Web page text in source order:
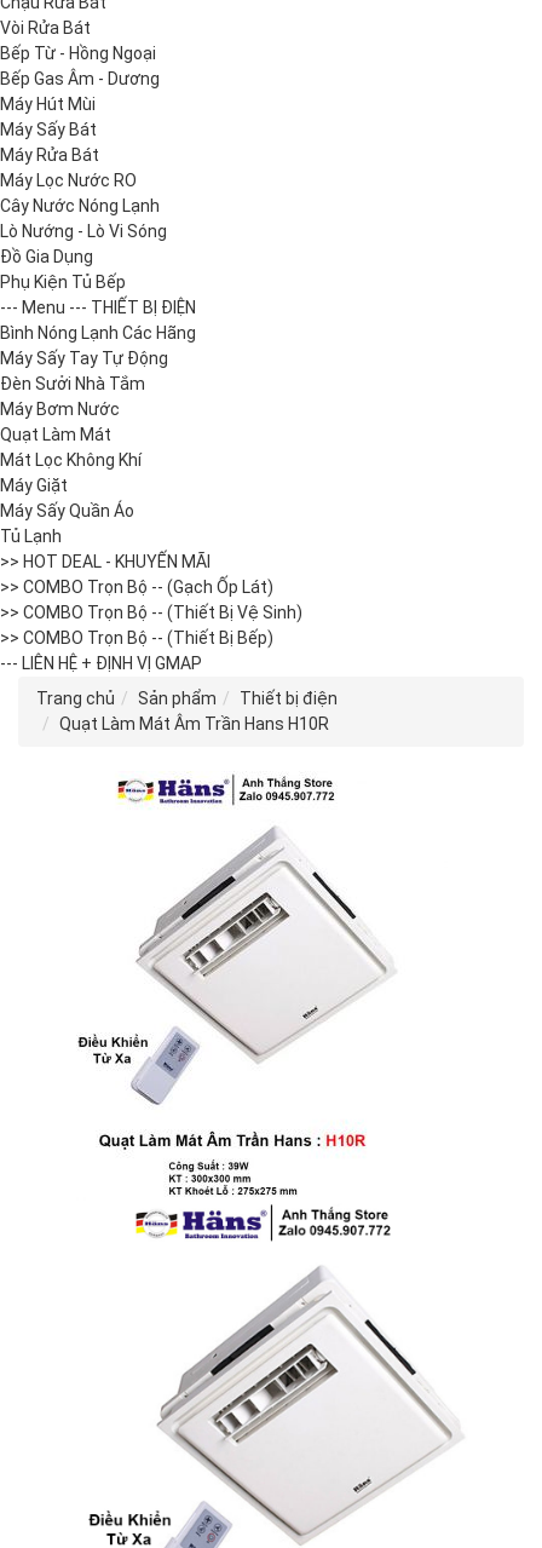
Vòi Rửa Bát
Bếp Từ - Hồng Ngoại
Bếp Gas Âm - Dương
Máy Hút Mùi
Máy Sấy Bát
Máy Rửa Bát
Máy Lọc Nước RO
Cây Nước Nóng Lạnh
Lò Nướng - Lò Vi Sóng
Đồ Gia Dụng
Phụ Kiện Tủ Bếp
--- Menu --- THIẾT BỊ ĐIỆN
Bình Nóng Lạnh Các Hãng
Máy Sấy Tay Tự Động
Đèn Sưởi Nhà Tắm
Máy Bơm Nước
Quạt Làm Mát
Mát Lọc Không Khí
Máy Giặt
Máy Sấy Quần Áo
Tủ Lạnh
>> HOT DEAL - KHUYẾN MÃI
>> COMBO Trọn Bộ -- (Gạch Ốp Lát)
>> COMBO Trọn Bộ -- (Thiết Bị Vệ Sinh)
>> COMBO Trọn Bộ -- (Thiết Bị Bếp)
--- LIÊN HỆ + ĐỊNH VỊ GMAP
Trang chủ
Sản phẩm
Thiết bị điện
Quạt Làm Mát Âm Trần Hans H10R